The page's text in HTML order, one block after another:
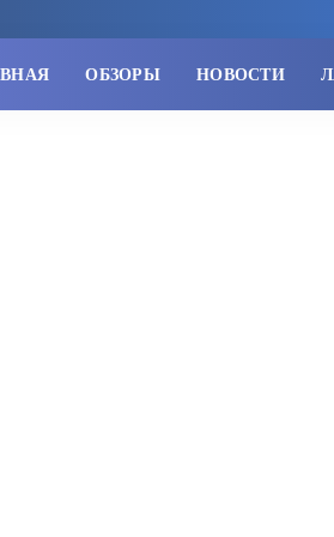
ОБЗОРЫ НОВОСТИ